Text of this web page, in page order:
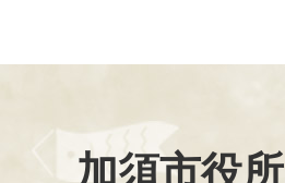
加須市役所